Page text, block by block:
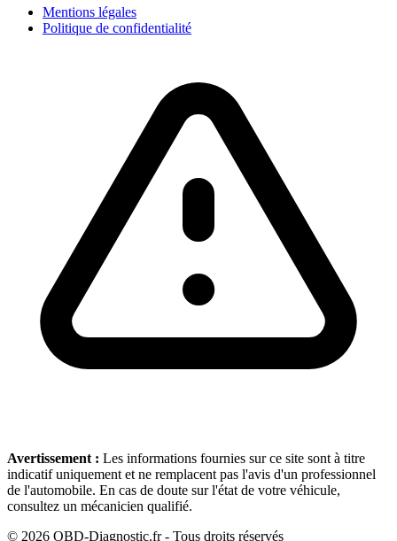
Mentions légales
Politique de confidentialité
Avertissement : Les informations fournies sur ce site sont à titre
indicatif uniquement et ne remplacent pas l'avis d'un professionnel
de l'automobile. En cas de doute sur l'état de votre véhicule,
consultez un mécanicien qualifié.
© 2026 OBD-Diagnostic.fr - Tous droits réservés